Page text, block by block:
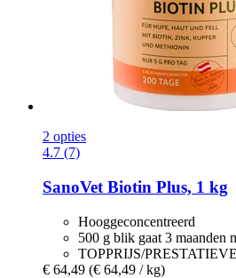
2 opties
4.7 (7)
SanoVet Biotin Plus, 1 kg
Hooggeconcentreerd
500 g blik gaat 3 maanden
TOPPRIJS/
€ 64,49 (€ 64,49 / kg)